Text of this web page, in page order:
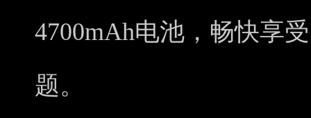
4700mAh电池，畅快享
题。